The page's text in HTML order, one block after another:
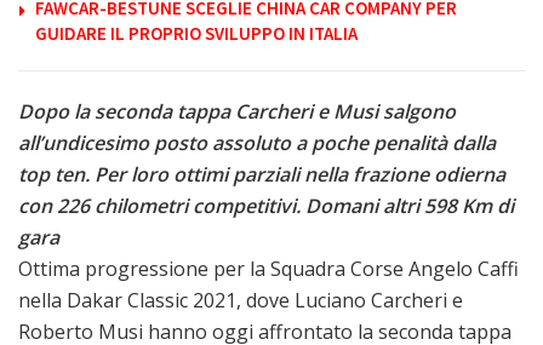
FAWCAR-BESTUNE SCEGLIE CHINA CAR COMPANY PER
GUIDARE IL PROPRIO SVILUPPO IN ITALIA
Dopo la seconda tappa Carcheri e Musi salgono
all’undicesimo posto assoluto a poche penalità dalla
top ten. Per loro ottimi parziali nella frazione odierna
con 226 chilometri competitivi. Domani altri 598 Km di
gara
Ottima progressione per la Squadra Corse Angelo Caffi
nella Dakar Classic 2021, dove Luciano Carcheri e
Roberto Musi hanno oggi affrontato la seconda tappa